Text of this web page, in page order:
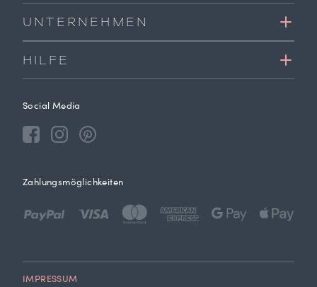
UNTERNEHMEN
HILFE
Social Media
Zahlungsmöglichkeiten
IMPRESSUM